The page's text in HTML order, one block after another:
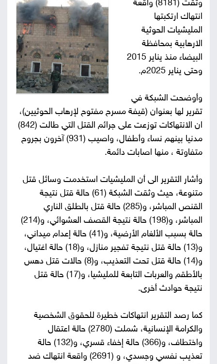
صور
من
نحن
إتصل
بنا
البحث
وثقت (8181) واقعة
انتهاك ارتكبتها
المليشيات الحوثية
الارهابية بمحافظة
البيضاء منذ يناير 2015
وحتى يناير 2025م.
وأوضحت الشبكة في
تقرير لها بعنوان (قيفة مسرح مفتوح لإرهاب الحوثيين)،
ان الانتهاكات توزعت على جرائم القتل التي طالت (842)
مدنيا بينهم نساء وأطفال، واصيب (931) آخرون بجروح
متفاوتة ، منها اصابات دائمة.
وأشار التقرير الى أن المليشيات استخدمت وسائل قتل
متنوعة، حيث وثقت الشبكة (61) حالة قتل نتيجة
القنص المباشر، و(285) حالة قتل بالطلق الناري
المباشر، و(198) حالة نتيجة القصف العشوائي، و(214)
حالة بسبب الألغام الأرضية، و(41) حالة إعدام ميداني،
و(13) حالة قتل نتيجة تفجير منازل، و(18) حالة اغتيال،
و(14) حالة قتل تحت التعذيب، و(8) حالات قتل دهس
بالأطقم والعربات التابعة للمليشيا، و(17) حالة قتل
نتيجة حوادث أخرى.
كما رصد التقرير انتهاكات خطيرة للحقوق الشخصية
والكرامة الإنسانية، شملت (2780) حالة اعتقال
واختطاف، و(366) حالة إخفاء قسري، و(132) حالة
تعذيب نفسي وجسدي، و (2691) واقعة انتهاك ضد